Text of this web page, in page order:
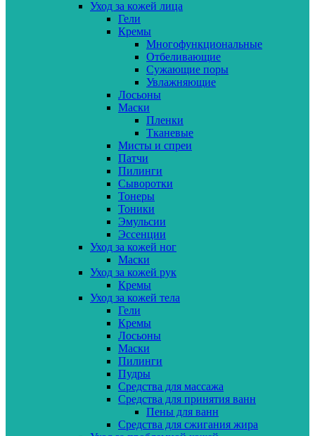
Уход за кожей лица
Гели
Кремы
Многофункциональные
Отбеливающие
Сужающие поры
Увлажняющие
Лосьоны
Маски
Пленки
Тканевые
Мисты и спреи
Патчи
Пилинги
Сыворотки
Тонеры
Тоники
Эмульсии
Эссенции
Уход за кожей ног
Маски
Уход за кожей рук
Кремы
Уход за кожей тела
Гели
Кремы
Лосьоны
Маски
Пилинги
Пудры
Средства для массажа
Средства для принятия ванн
Пены для ванн
Средства для сжигания жира